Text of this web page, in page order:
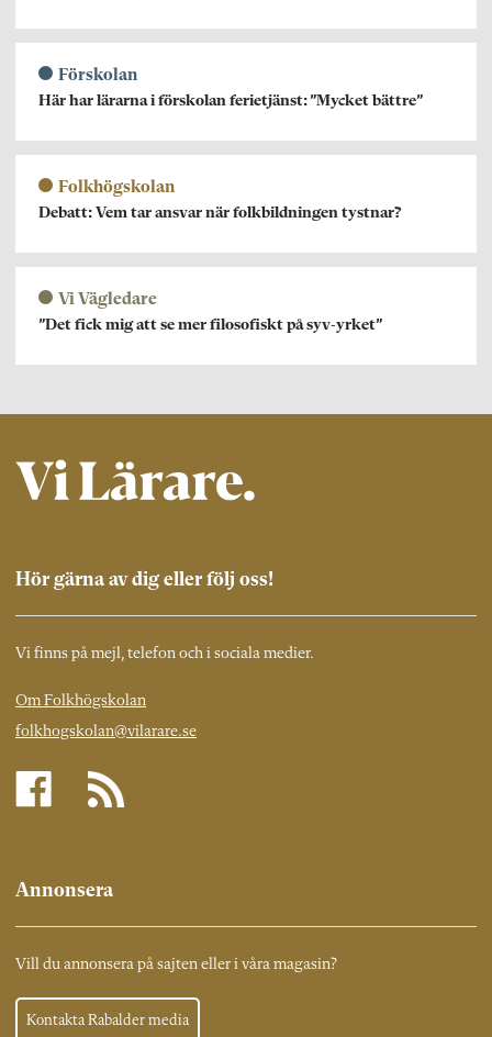
Förskolan
Här har lärarna i förskolan ferietjänst: ”Mycket bättre”
Folkhögskolan
Debatt: Vem tar ansvar när folkbildningen tystnar?
Vi Vägledare
”Det fick mig att se mer filosofiskt på syv-yrket”
Hör gärna av dig eller följ oss!
Vi finns på mejl, telefon och i sociala medier.
Om Folkhögskolan
folkhogskolan@vilarare.se
Annonsera
Vill du annonsera på sajten eller i våra magasin?
Kontakta Rabalder media